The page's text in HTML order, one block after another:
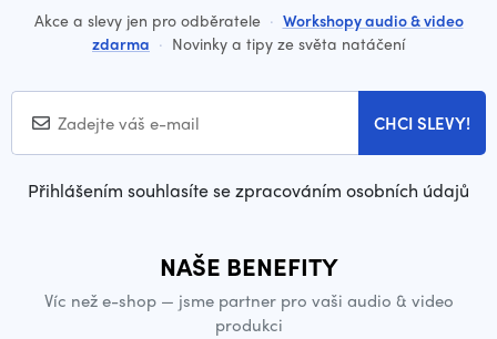
Akce a slevy jen pro odběratele · Workshopy audio & video
zdarma · Novinky a tipy ze světa natáčení
CHCI SLEVY!
Přihlášením souhlasíte se zpracováním osobních údajů
NAŠE BENEFITY
Víc než e-shop — jsme partner pro vaši audio & video
produkci